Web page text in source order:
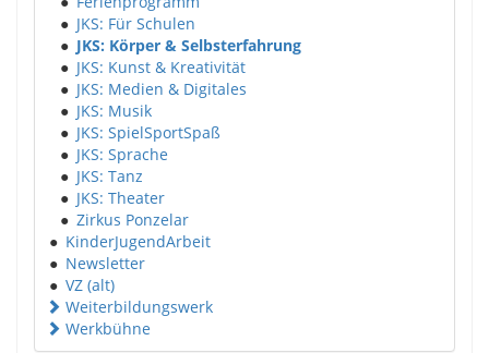
● JKS: Für Schulen
● JKS: Körper & Selbsterfahrung
● JKS: Kunst & Kreativität
● JKS: Medien & Digitales
● JKS: Musik
● JKS: SpielSportSpaß
● JKS: Sprache
● JKS: Tanz
● JKS: Theater
● Zirkus Ponzelar
● KinderJugendArbeit
● Newsletter
● VZ (alt)
Weiterbildungswerk
Werkbühne